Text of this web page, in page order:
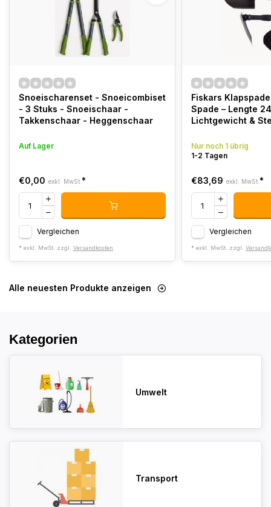
Snoeischarenset - Snoeicombiset
- 3 Stuks - Snoeischaar -
Takkenschaar - Heggenschaar
Auf Lager
€0,00 exkl. MwSt. *
Vergleichen
* exkl. MwSt. zzgl. Versandkosten
Fiskars
Spade – Lengte
Lichtgewicht &
Nur noch 1 übrig
1-2 Tagen
€83,69 exkl. MwSt.*
Vergleichen
* exkl. MwSt. zzgl.
Alle neuesten Produkte anzeigen
Kategorien
Umwelt
Transport